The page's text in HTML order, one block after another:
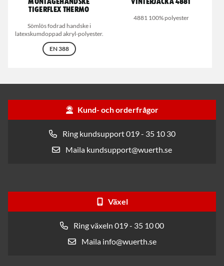
Montagehandske
Tigerflex Thermo
Sömlös fodrad handske i
latexskumdoppad akryl-polyester.
EN 388
Vinterjacka 4881
4881 100% polyester
Kund- och orderfrågor
Ring kundsupport 019 - 35 10 30
Maila kundsupport@wuerth.se
Växel
Ring växeln 019 - 35 10 00
Maila info@wuerth.se